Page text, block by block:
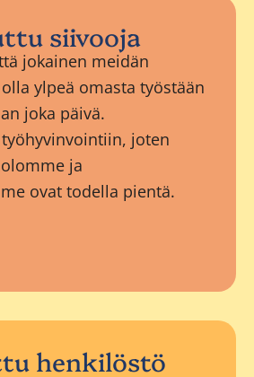
siivooja
jokainen meidän
ylpeä omasta työstään
joka päivä.
joten
ja
ovat todella pientä.
henkilöstö